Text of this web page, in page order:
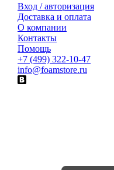
Вход / авторизация
Доставка и оплата
О компании
Контакты
Помощь
+7 (499) 322-10-47
info@foamstore.ru